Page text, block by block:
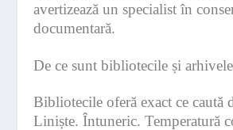
avertizează un specialist în
documentară.
De ce sunt bibliotecile și
Bibliotecile oferă exact ce caută
Liniște. Întuneric. Temperatură